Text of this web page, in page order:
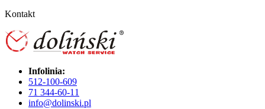
Kontakt
Infolinia:
512-100-609
71 344-60-11
info@dolinski.pl